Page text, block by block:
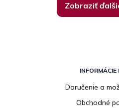
Zobraziť
INFORMÁCIE
Doručenie a
Obchodné